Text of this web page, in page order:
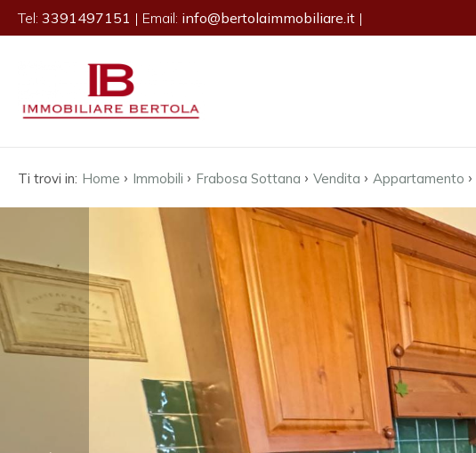
Tel: 3391497151 | Email: info@bertolaimmobiliare.it |
Ti trovi in: Home › Immobili › Frabosa Sottana › Vendita › Appartamento ›
L'AGENZIA
SERVIZI
Codice
Qualsiasi
Affitto
Scegli